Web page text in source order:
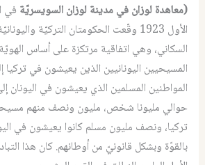
(معاهدة لوزان في مدينة لوزان السويسريّة في
الأول 1923 وقّعت الحكومتان التركيّة
السكاني، وهي اتفاقية مرتكزة على أساس
المسيحيين اليونانيين الذين يعيشون في تركيا
المواطنين المسلمين الذي يعيشون في اليونان
حوالي مليونا شخص، مليون ونصف منهم
تركيا، ونصف مليون مسلم كانوا يعيشون في
بالقوّة وبشكل قانونيّ من أوطانهم. كان هذا